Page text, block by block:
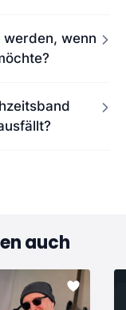
wenn
auch